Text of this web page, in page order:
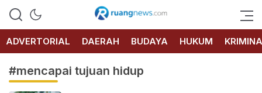
RUANG
NEWS
ADVERTORIAL
DAERAH BUDAYA HUKUM
#mencapai tujuan hidup